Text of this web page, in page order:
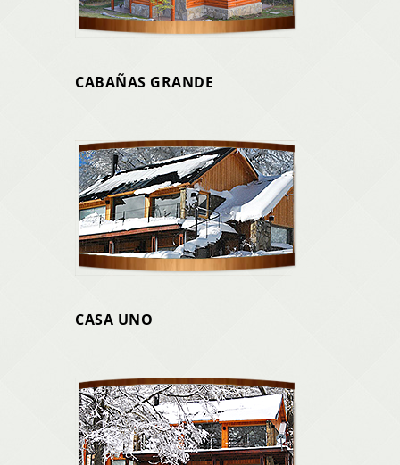
CABAÑAS GRANDE
CASA UNO